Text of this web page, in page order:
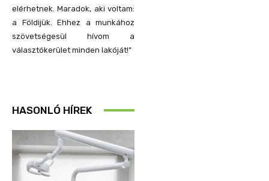
elérhetnek. Maradok, aki voltam:
a Földijük. Ehhez a munkához
szövetségesül hívom a
választókerület minden lakóját!”
HASONLÓ HÍREK